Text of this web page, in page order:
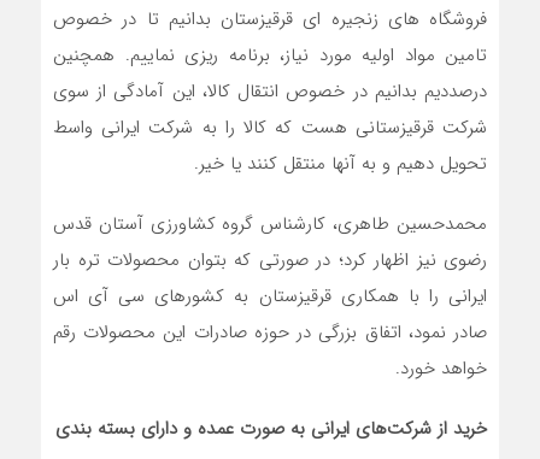
فروشگاه های زنجیره ای قرقیزستان بدانیم تا در خصوص
تامین مواد اولیه مورد نیاز، برنامه ریزی نماییم. همچنین
درصددیم بدانیم در خصوص انتقال کالا، این آمادگی از سوی
شرکت قرقیزستانی هست که کالا را به شرکت ایرانی واسط
تحویل دهیم و به آنها منتقل کنند یا خیر.
محمدحسین طاهری، کارشناس گروه کشاورزی آستان قدس
رضوی نیز اظهار کرد؛ در صورتی که بتوان محصولات تره بار
ایرانی را با همکاری قرقیزستان به کشورهای سی آی اس
صادر نمود، اتفاق بزرگی در حوزه صادرات این محصولات رقم
خواهد خورد.
خرید از شرکت‌های ایرانی به صورت عمده و دارای بسته بندی